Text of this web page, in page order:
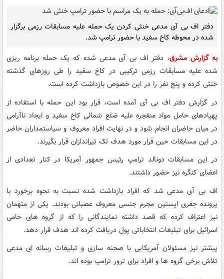
دفتر اف بی آی مدعی خنثی کردن یک حمله علیه مسابقات رزمی برگزار
شده در محوطه کاخ سفید با حضور ترامپ شد.
به گزارش مشرق، دفتر اف بی آی مدعی شده که یک حمله برنامه ریزی
شده علیه مسابقات رزمی ترکیبی در کاخ سفید را طی روزهای گذشته
خنثی کرده و پنج نفر را در این خصوص بازداشت کرده است.
در گزارش دفتر اف بی آی آمده است، قرار بود این حمله با استفاده از
پهپادهای حامل مواد منفجره علیه ضلع شمالی کاخ سفید و ایجاد ناآرامی
در میان حاضران انجام شود و در نهایت افراد معروف و سیاستمداران حاضر
در این مسابقات حین فرار مورد هدف تک تیراندازان قرار بگیرند.
در این مسابقات دونالد ترامپ رئیس جمهور آمریکا در کنار تعدادی از
اعضای کنگره نیز حضور داشتند.
اف بی آی مدعی شد که افراد بازداشت شده نسبت به نحوه برخورد با
پرونده جفری اپستین مجرم جنسی معروف عصبانی بودند. یکی از متهمان
نیز اعتراف کرده که قصد داشته نمایندگانی را که از گروه های حامی
اسرائیل برای تبلیغات انتخاباتی پول دریافت کرده اند هدف قرار دهد.
پیشتر نیز مسئولان آمریکایی با صحنه سازی و تبلیغات رسانه ای مدعی
تلاش برخی گروه ها و افراد برای ترور ترامپ بوده اند.